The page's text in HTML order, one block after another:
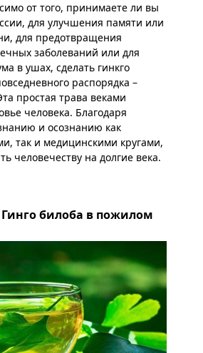
от того, принимаете ли вы
для улучшения памяти или
для предотвращения
заболеваний или для
в ушах, сделать гинкго
распорядка –
простая трава веками
человека. Благодаря
и осознанию как
так и медицинскими кругами,
человечеству на долгие века.
билоба в пожилом